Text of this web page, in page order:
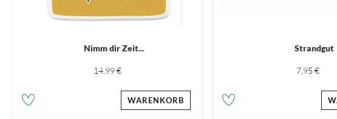
Nimm dir Zeit...
14,99 €
WARENKORB
Strandgut
7,95 €